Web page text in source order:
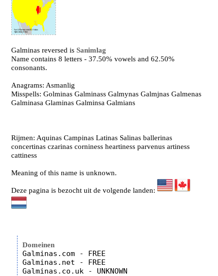
Galminas reversed isSanimlag
Name contains 8 letters - 37.50% vowels and 62.50%
consonants.
Anagrams: Asmanlig
Misspells: Golminas Galminass Galmynas Galmjnas Galmenas
Galminasa Glaminas Galminsa Galmians
Rijmen: Aquinas Campinas Latinas Salinas ballerinas
concertinas czarinas corniness heartiness parvenus artiness
cattiness
Meaning of this name is unknown.
Deze pagina is bezocht uit de volgende landen:
Domeinen
Galminas.com - FREE
Galminas.net - FREE
Galminas.co.uk - UNKNOWN